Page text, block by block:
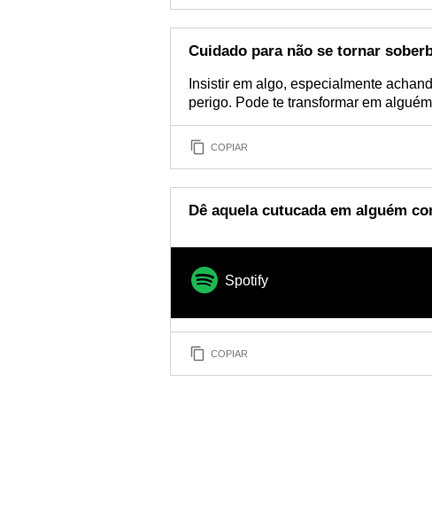
Cuidado para não se tornar
Insistir em algo, especialmente
perigo. Pode te transformar em
COPIAR
Dê aquela cutucada em alguém
Spotify
COPIAR